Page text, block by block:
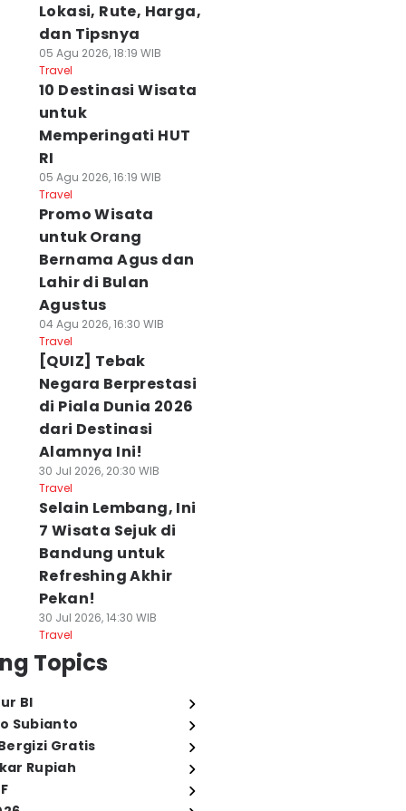
Lokasi, Rute, Harga,
dan Tipsnya
05 Agu 2026, 18:19 WIB
Travel
10 Destinasi Wisata
untuk
Memperingati HUT
RI
05 Agu 2026, 16:19 WIB
Travel
Promo Wisata
untuk Orang
Bernama Agus dan
Lahir di Bulan
Agustus
04 Agu 2026, 16:30 WIB
Travel
[QUIZ] Tebak
Negara Berprestasi
di Piala Dunia 2026
dari Destinasi
Alamnya Ini!
30 Jul 2026, 20:30 WIB
Travel
Selain Lembang, Ini
7 Wisata Sejuk di
Bandung untuk
Refreshing Akhir
Pekan!
30 Jul 2026, 14:30 WIB
Travel
Topics
BI
Subianto
Gratis
Rupiah